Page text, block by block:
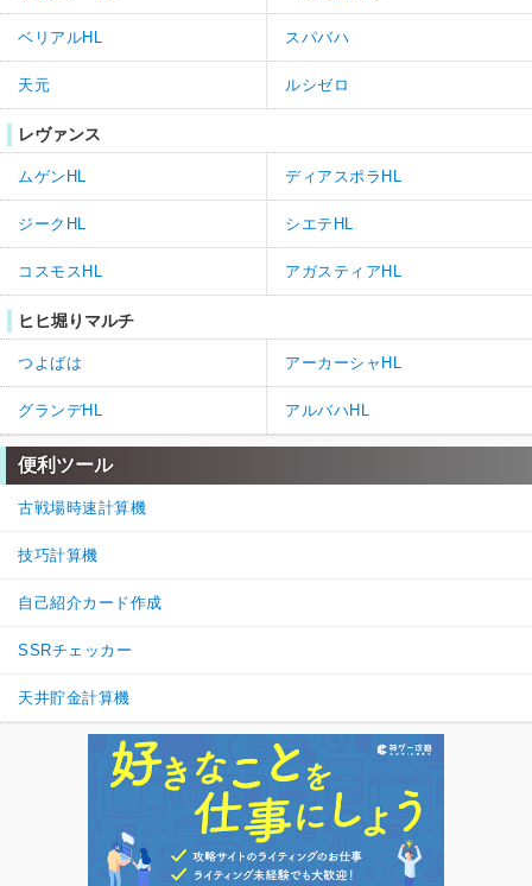
ベリアルHL スパバハ
天元 ルシゼロ
レヴァンス
ムゲンHL ディアスポラHL
ジークHL シエテHL
コスモスHL アガスティアHL
ヒヒ堀りマルチ
つよばは アーカーシャHL
グランデHL アルバハHL
便利ツール
古戦場時速計算機
技巧計算機
自己紹介カード作成
SSRチェッカー
天井貯金計算機